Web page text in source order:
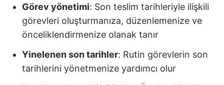
Görev yönetimi: Son teslim tarihleriyle ilişkili
görevleri oluşturmanıza, düzenlemenize ve
önceliklendirmenize olanak tanır
Yinelenen son tarihler: Rutin görevlerin son
tarihlerini yönetmenize yardımcı olur